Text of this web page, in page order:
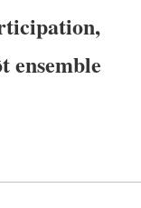
ensemble